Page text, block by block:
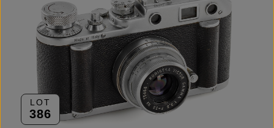
LOT
386